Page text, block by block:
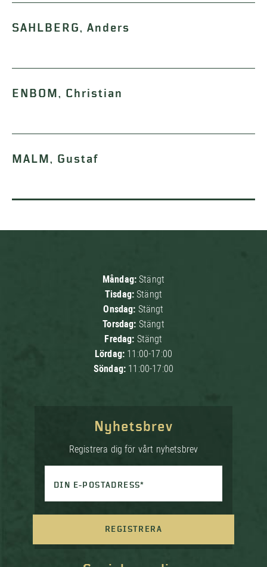
SAHLBERG, Anders
ENBOM, Christian
MALM, Gustaf
Måndag:Stängt
Tisdag:Stängt
Onsdag: Stängt
Torsdag: Stängt
Fredag: Stängt
Lördag: 11:00-17:00
Söndag: 11:00-17:00
Nyhetsbrev
Registrera dig för vårt nyhetsbrev
DIN E-POSTADRESS*
REGISTRERA